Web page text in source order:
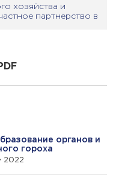
хозяйства и
партнерство в
на
культур
органов и
гороха
2022